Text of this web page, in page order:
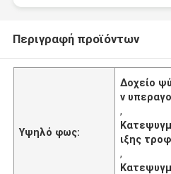
Περιγραφή προϊόντων
Υψηλό φως:
Δοχείο
ν
,
ιξης
,